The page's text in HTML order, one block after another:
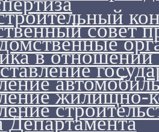
совет
в
жилищно-
Департамента